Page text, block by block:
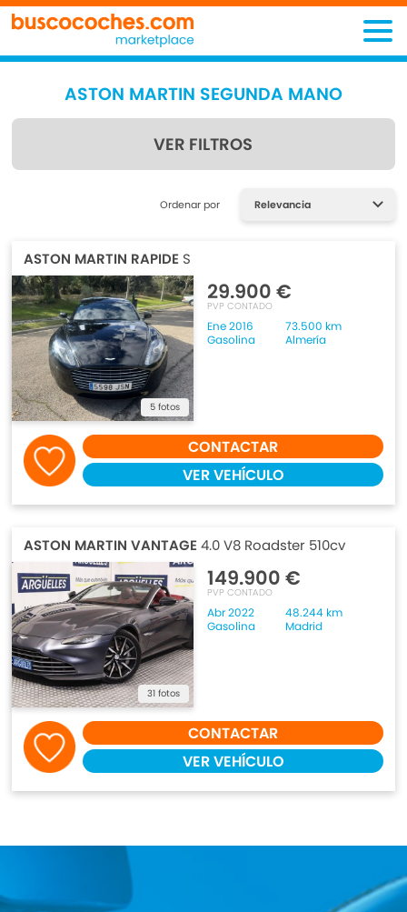
ASTON MARTIN SEGUNDA MANO
VER FILTROS
Encuentra lo que estás
Ordenar por
ASTON MARTIN RAPIDE S
5 fotos
29.900 €
PVP CONTADO
Ene 2016
73.500 km
Gasolina
Almería
CONTACTAR
VER VEHÍCULO
ASTON MARTIN VANTAGE 4.0 V8 Roadster 510cv
31 fotos
149.900 €
PVP CONTADO
Abr 2022
48.244 km
Gasolina
Madrid
CONTACTAR
VER VEHÍCULO